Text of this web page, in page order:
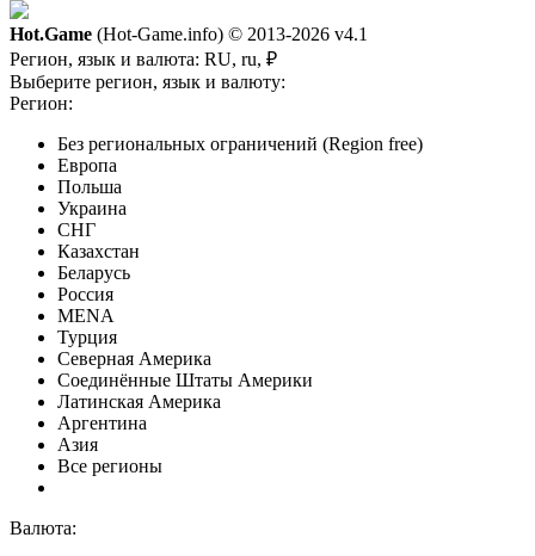
Hot.Game (Hot-Game.info) © 2013-2026 v4.1
Регион, язык и валюта: RU, ru, ₽
Выберите регион, язык и валюту:
Регион:
Без региональных ограничений (Region free)
Европа
Польша
Украина
СНГ
Казахстан
Беларусь
Россия
MENA
Турция
Северная Америка
Соединённые Штаты Америки
Латинская Америка
Аргентина
Азия
Все регионы
Валюта: